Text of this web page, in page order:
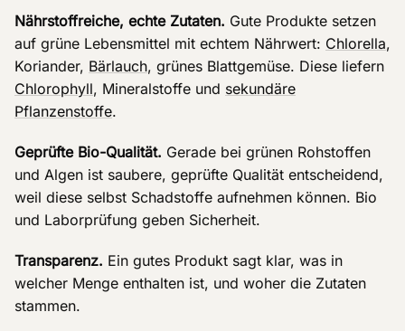
Nährstoffreiche, echte Zutaten. Gute Produkte setzen
auf grüne Lebensmittel mit echtem Nährwert: Chlorella,
Koriander, Bärlauch, grünes Blattgemüse. Diese liefern
Chlorophyll, Mineralstoffe und sekundäre
Pflanzenstoffe.
Geprüfte Bio-Qualität. Gerade bei grünen Rohstoffen
und Algen ist saubere, geprüfte Qualität entscheidend,
weil diese selbst Schadstoffe aufnehmen können. Bio
und Laborprüfung geben Sicherheit.
Transparenz. Ein gutes Produkt sagt klar, was in
welcher Menge enthalten ist, und woher die Zutaten
stammen.